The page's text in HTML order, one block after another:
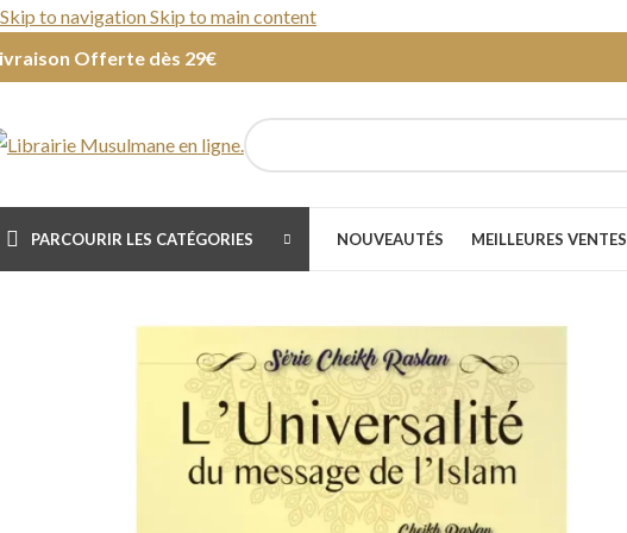
Skip to navigationSkip to main content
Offerte dès 29€
PARCOURIR LES CATÉGORIES NOUVEAUTÉS MEILLEURES VENTES